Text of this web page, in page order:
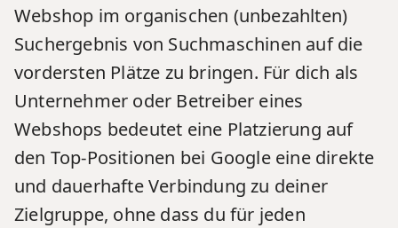
Webshop im organischen (unbezahlten)
Suchergebnis von Suchmaschinen auf die
vordersten Plätze zu bringen. Für dich als
Unternehmer oder Betreiber eines
Webshops bedeutet eine Platzierung auf
den Top-Positionen bei Google eine direkte
und dauerhafte Verbindung zu deiner
Zielgruppe, ohne dass du für jeden